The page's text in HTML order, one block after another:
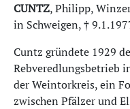
CUNTZ, Philipp,
in Schweigen, †
Cuntz gründete 1929
Rebveredlungsbetrieb
der Weintorkreis, ein
zwischen Pfälzer und